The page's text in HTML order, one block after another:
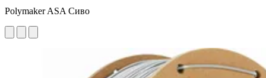
Polymaker ASA Сиво